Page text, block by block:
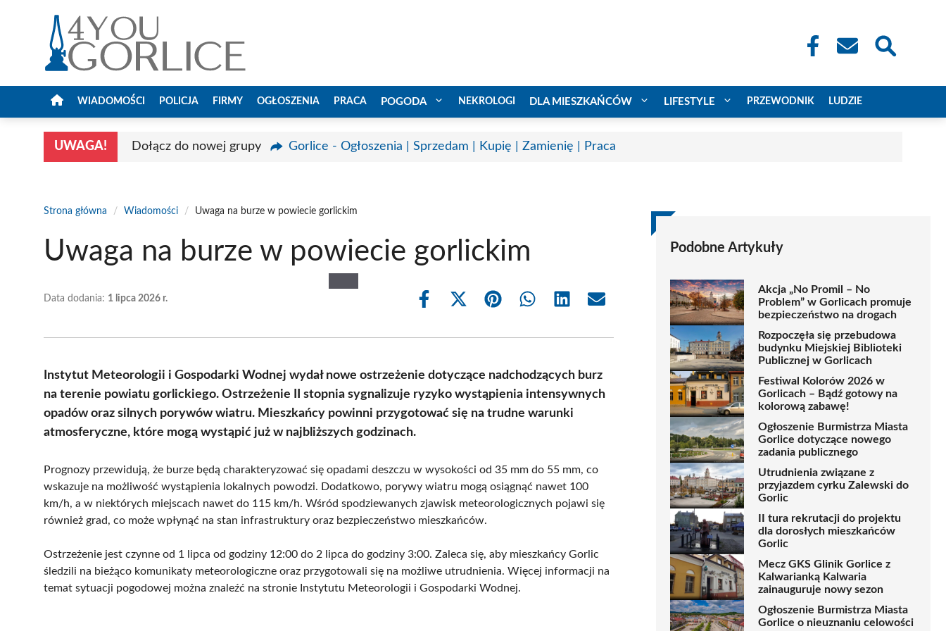
WIADOMOŚCI POLICJA FIRMY OGŁOSZENIA PRACA POGODA NEKROLOGI DLA MIESZKAŃCÓW LIFESTYLE PRZEWODNIK LUDZIE
UWAGA! Dołącz do nowej grupy Gorlice - Ogłoszenia | Sprzedam | Kupię | Zamienię | Praca
Strona główna / Wiadomości / Uwaga na burze w powiecie gorlickim
Uwaga na burze w powiecie gorlickim
Data dodania: 1 lipca 2026 r.
Share
Share
(Twitter)
Share Share Share Share
Instytut Meteorologii i Gospodarki Wodnej wydał nowe ostrzeżenie dotyczące nadchodzących burz
na terenie powiatu gorlickiego. Ostrzeżenie II stopnia sygnalizuje ryzyko wystąpienia intensywnych
opadów oraz silnych porywów wiatru. Mieszkańcy powinni przygotować się na trudne warunki
atmosferyczne, które mogą wystąpić już w najbliższych godzinach.
Prognozy przewidują, że burze będą charakteryzować się opadami deszczu w wysokości od 35 mm do 55 mm, co
wskazuje na możliwość wystąpienia lokalnych powodzi. Dodatkowo, porywy wiatru mogą osiągnąć nawet 100
km/h, a w niektórych miejscach nawet do 115 km/h. Wśród spodziewanych zjawisk meteorologicznych pojawi się
również grad, co może wpłynąć na stan infrastruktury oraz bezpieczeństwo mieszkańców.
Ostrzeżenie jest czynne od 1 lipca od godziny 12:00 do 2 lipca do godziny 3:00. Zaleca się, aby mieszkańcy Gorlic
śledzili na bieżąco komunikaty meteorologiczne oraz przygotowali się na możliwe utrudnienia. Więcej informacji na
temat sytuacji pogodowej można znaleźć na stronie Instytutu Meteorologii i Gospodarki Wodnej.
Podobne Artykuły
Akcja „No Promil – No
Problem” w Gorlicach promuje
bezpieczeństwo na drogach
Rozpoczęła się przebudowa
budynku Miejskiej Biblioteki
Publicznej w Gorlicach
Festiwal Kolorów 2026 w
Gorlicach – Bądź gotowy na
kolorową zabawę!
Ogłoszenie Burmistrza Miasta
Gorlice dotyczące nowego
zadania publicznego
Utrudnienia związane z
przyjazdem cyrku Zalewski do
Gorlic
II tura rekrutacji do projektu
dla dorosłych mieszkańców
Gorlic
Mecz GKS Glinik Gorlice z
Kalwarianką Kalwaria
zainauguruje nowy sezon
Ogłoszenie Burmistrza Miasta
Gorlice o nieuznaniu celowości